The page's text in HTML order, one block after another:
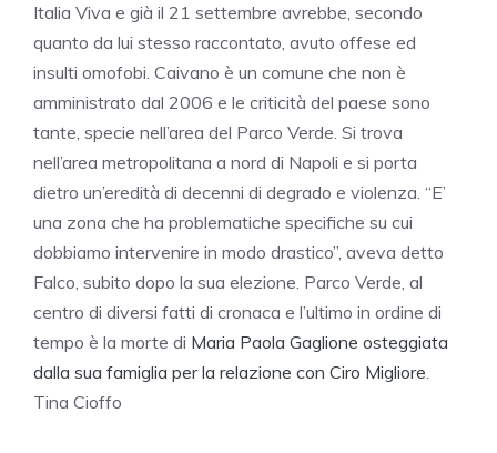
Italia Viva e già il 21 settembre avrebbe, secondo
quanto da lui stesso raccontato, avuto offese ed
insulti omofobi. Caivano è un comune che non è
amministrato dal 2006 e le criticità del paese sono
tante, specie nell’area del Parco Verde. Si trova
nell’area metropolitana a nord di Napoli e si porta
dietro un’eredità di decenni di degrado e violenza. “E’
una zona che ha problematiche specifiche su cui
dobbiamo intervenire in modo drastico”, aveva detto
Falco, subito dopo la sua elezione. Parco Verde, al
centro di diversi fatti di cronaca e l’ultimo in ordine di
tempo è la morte di Maria Paola Gaglione osteggiata
dalla sua famiglia per la relazione con Ciro Migliore.
Tina Cioffo